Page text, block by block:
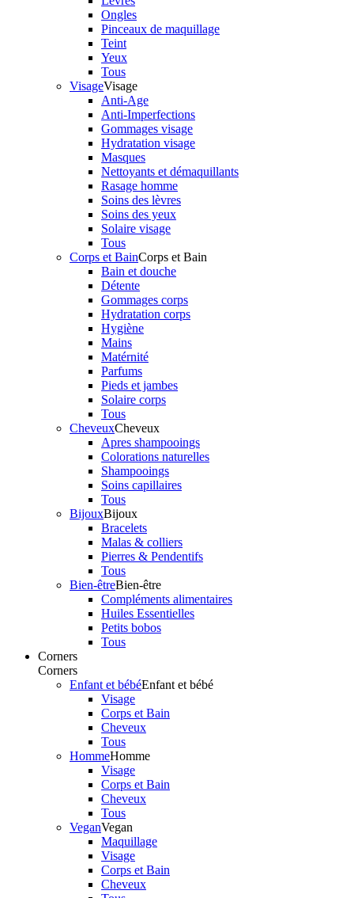
Ongles
Pinceaux de maquillage
Teint
Yeux
Tous
VisageVisage
Anti-Age
Anti-Imperfections
Gommages visage
Hydratation visage
Masques
Nettoyants et démaquillants
Rasage homme
Soins des lèvres
Soins des yeux
Solaire visage
Tous
Corps et BainCorps et Bain
Bain et douche
Détente
Gommages corps
Hydratation corps
Hygiène
Mains
Matérnité
Parfums
Pieds et jambes
Solaire corps
Tous
CheveuxCheveux
Apres shampooings
Colorations naturelles
Shampooings
Soins capillaires
Tous
BijouxBijoux
Bracelets
Malas & colliers
Pierres & Pendentifs
Tous
Bien-êtreBien-être
Compléments alimentaires
Huiles Essentielles
Petits bobos
Tous
Corners
Corners
Enfant et bébéEnfant et bébé
Visage
Corps et Bain
Cheveux
Tous
HommeHomme
Visage
Corps et Bain
Cheveux
Tous
VeganVegan
Maquillage
Visage
Corps et Bain
Cheveux